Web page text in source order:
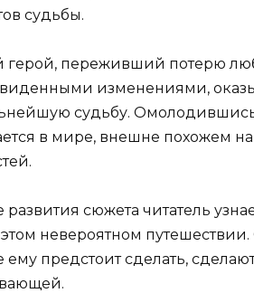
судьбы.
герой, переживший потерю
изменениями,
судьбу.
в мире, внешне похожем
развития сюжета читатель
этом невероятном
ему предстоит сделать,